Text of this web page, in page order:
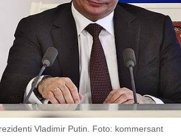
Vladimir Putin. Foto: kommersant